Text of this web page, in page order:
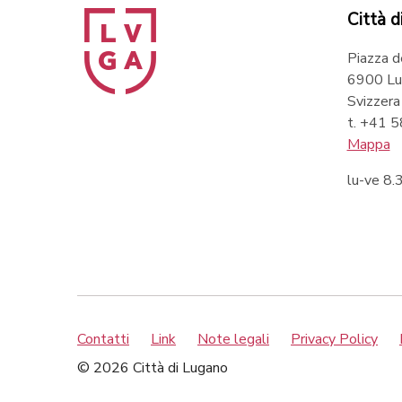
Città
Piazza
6900
Svizzera
t. +41
Mappa
lu-ve
Contatti Link Note legali Privacy Policy
© 2026 Città di Lugano